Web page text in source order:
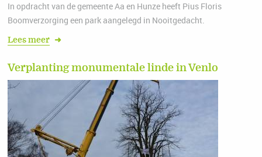
In opdracht van de gemeente Aa en Hunze heeft Pius Floris
Boomverzorging een park aangelegd in Nooitgedacht.
Lees meer ➜
Verplanting monumentale linde in Venlo